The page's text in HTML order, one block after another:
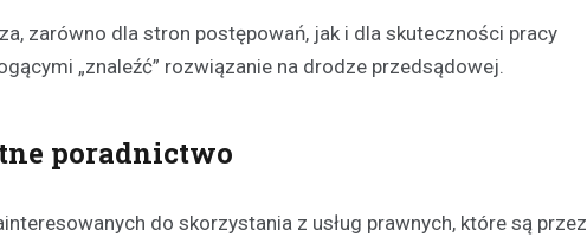
zarówno dla stron postępowań, jak i dla skuteczności pracy
„znaleźć” rozwiązanie na drodze przedsądowej.
poradnictwo
do skorzystania z usług prawnych, które są przez
poszukiwanie zaginionej 17-letniej Julii
Wierzbowskiej. Dziewczyna zaginęła 17